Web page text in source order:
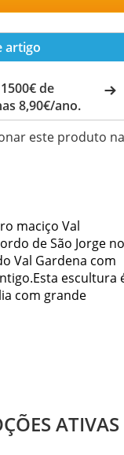
artigo
de
8,90€/ano.
este produto na
maciço Val
de São Jorge no
Val Gardena com
escultura
com grande
ATIVAS